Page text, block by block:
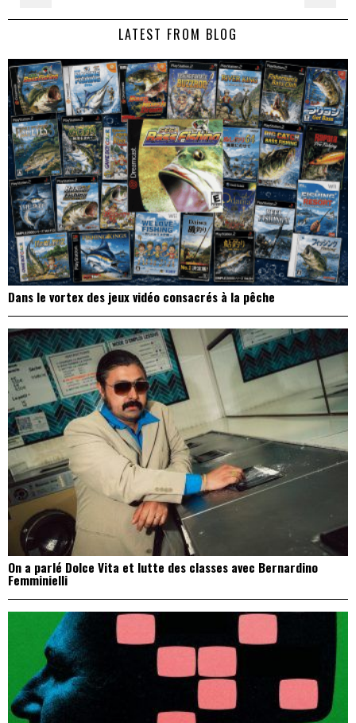
de LATEST FROM BLOG
Dans le vortex des jeux vidéo consacrés à la pêche
On a parlé Dolce Vita et lutte des classes avec Bernardino
Femminielli